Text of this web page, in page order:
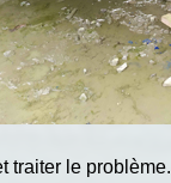
traiter le problème.